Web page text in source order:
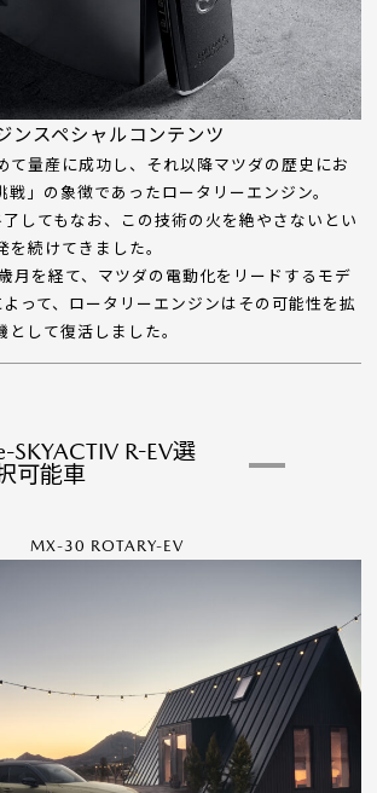
ンスペシャルコンテンツ
て量産に成功し、それ以降マツダの歴史にお
戦」の象徴であったロータリーエンジン。
してもなお、この技術の火を絶やさないとい
を続けてきました。
月を経て、マツダの電動化をリードするモデ
って、ロータリーエンジンはその可能性を拡
として復活しました。
SKYACTIV R-EV選
可能車
MX-30 ROTARY-EV